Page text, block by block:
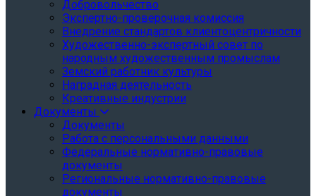
Добровольчество
Экспертно-проверочная комиссия
Внедрение стандартов клиентоцентричности
Художественно-экспертный совет по
народным художественным промыслам
Земский работник культуры
Наградная деятельность
Креативные индустрии
Документы
Документы
Работа с персональными данными
Федеральные нормативно-правовые
документы
Региональные нормативно-правовые
документы